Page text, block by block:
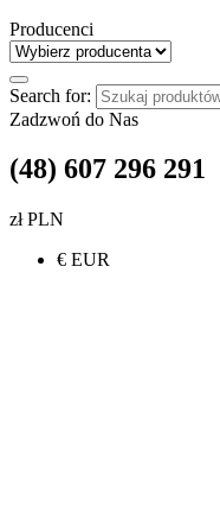
Producenci
Search for:
Zadzwoń do Nas
(48) 607 296 291
zł PLN
€ EUR